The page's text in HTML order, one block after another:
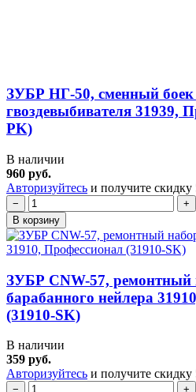
ЗУБР НГ-50, сменный боек
гвоздевыбивателя 31939,
PK)
В наличии
960 руб.
Авторизуйтесь и получите скидку
−
+
В корзину
ЗУБР CNW-57, ремонтный
барабанного нейлера
(31910-SK)
В наличии
359 руб.
Авторизуйтесь и получите скидку
−
+